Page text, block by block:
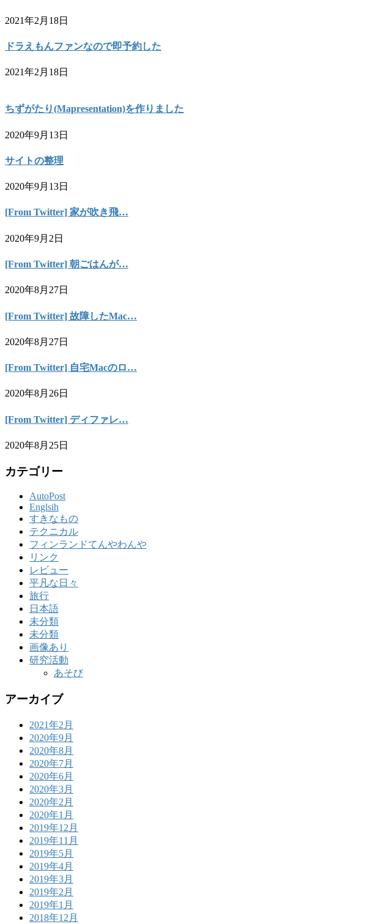
2021年2月18日
ドラえもんファンなので即予約した
2021年2月18日
ちずがたり(Mapresentation)を作りました
2020年9月13日
サイトの整理
2020年9月13日
[From Twitter] 家が吹き飛…
2020年9月2日
[From Twitter] 朝ごはんが…
2020年8月27日
[From Twitter] 故障したMac…
2020年8月27日
[From Twitter] 自宅Macのロ…
2020年8月26日
[From Twitter] ディファレ…
2020年8月25日
カテゴリー
AutoPost
Englsih
すきなもの
テクニカル
フィンランドてんやわんや
リンク
レビュー
平凡な日々
旅行
日本語
未分類
未分類
画像あり
研究活動
あそび
アーカイブ
2021年2月
2020年9月
2020年8月
2020年7月
2020年6月
2020年3月
2020年2月
2020年1月
2019年12月
2019年11月
2019年5月
2019年4月
2019年3月
2019年2月
2019年1月
2018年12月